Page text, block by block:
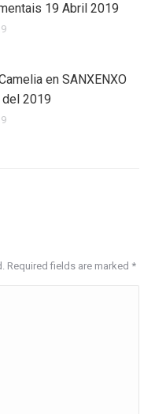
19 Abril 2019
en SANXENXO
2019
Required fields are marked *